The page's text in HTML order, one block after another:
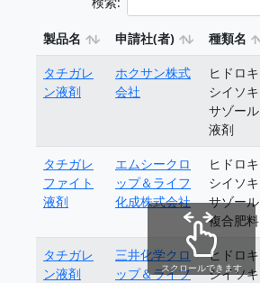
製品名 申請社(者) 種類名
タチガレ
ン液剤
ホクサン株式
会社
ヒドロキ
シイソキ
サゾール
液剤
タチガレ
ファイト
液剤
エムシークロ
ップ＆ライフ
化成株式会社
ヒドロキ
シイソキ
サゾール
複合肥料
タチガレ
ン液剤
三井化学クロ
ップ＆ライフ
ヒドロキ
シイソキ
スクロールできます